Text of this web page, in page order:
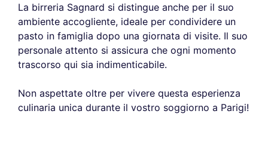
La birreria Sagnard si distingue anche per il suo
ambiente accogliente, ideale per condividere un
pasto in famiglia dopo una giornata di visite. Il suo
personale attento si assicura che ogni momento
trascorso qui sia indimenticabile.
Non aspettate oltre per vivere questa esperienza
culinaria unica durante il vostro soggiorno a Parigi!